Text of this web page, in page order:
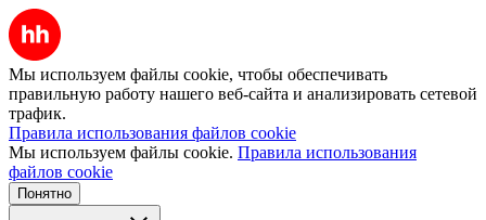
Мы используем файлы cookie, чтобы обеспечивать
правильную работу нашего веб-сайта и анализировать сетевой
трафик.
Правила использования файлов cookie
Мы используем файлы cookie. Правила использования
файлов cookie
Понятно